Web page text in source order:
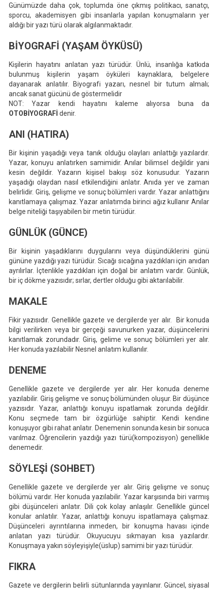
Günümüzde daha çok, toplumda öne çıkmış politikacı, sanatçı,
sporcu, akademisyen gibi insanlarla yapılan konuşmaların yer
aldığı bir yazı türü olarak algılanmaktadır.
BİYOGRAFİ (YAŞAM ÖYKÜSÜ)
Kişilerin hayatını anlatan yazı türüdür. Ünlü, insanlığa katkıda
bulunmuş kişilerin yaşam öyküleri kaynaklara, belgelere
dayanarak anlatılır. Biyografi yazarı, nesnel bir tutum almalı;
ancak sanat gücünü de göstermelidir
NOT: Yazar kendi hayatını kaleme alıyorsa buna da
OTOBİYOGRAFİ denir.
ANI (HATIRA)
Bir kişinin yaşadığı veya tanık olduğu olayları anlattığı yazılardır.
Yazar, konuyu anlatırken samimidir. Anılar bilimsel değildir yani
kesin değildir. Yazarın kişisel bakışı söz konusudur. Yazarın
yaşadığı olaydan nasıl etkilendiğini anlatır. Anıda yer ve zaman
belirlidir. Giriş, gelişme ve sonuç bölümleri vardır. Yazar anlattığını
kanıtlamaya çalışmaz. Yazar anlatımda birinci ağız kullanır Anılar
belge niteliği taşıyabilen bir metin türüdür.
GÜNLÜK (GÜNCE)
Bir kişinin yaşadıklarını duygularını veya düşündüklerini günü
gününe yazdığı yazı türüdür. Sıcağı sıcağına yazdıkları için anıdan
ayrılırlar. İçtenlikle yazdıkları için doğal bir anlatım vardır. Günlük,
bir iç dökme yazısıdır; sırlar, dertler olduğu gibi aktarılabilir.
MAKALE
Fikir yazısıdır. Genellikle gazete ve dergilerde yer alır. Bir konuda
bilgi verilirken veya bir gerçeği savunurken yazar, düşüncelerini
kanıtlamak zorundadır. Giriş, gelime ve sonuç bölümleri yer alır.
Her konuda yazılabilir Nesnel anlatım kullanılır.
DENEME
Genellikle gazete ve dergilerde yer alır. Her konuda deneme
yazılabilir. Giriş gelişme ve sonuç bölümünden oluşur. Bir düşünce
yazısıdır. Yazar, anlattığı konuyu ispatlamak zorunda değildir.
Konu seçmede tam bir özgürlüğe sahiptir. Kendi kendine
konuşuyor gibi rahat anlatır. Denemenin sonunda kesin bir sonuca
varılmaz. Öğrencilerin yazdığı yazı türü(kompozisyon) genellikle
denemedir.
SÖYLEŞİ (SOHBET)
Genellikle gazete ve dergilerde yer alır. Giriş gelişme ve sonuç
bölümü vardır. Her konuda yazılabilir. Yazar karşısında biri varmış
gibi düşünceleri anlatır. Dili çok kolay anlaşılır. Genellikle güncel
konular anlatılır. Yazar, anlattığı konuyu ispatlamaya çalışmaz.
Düşünceleri ayrıntılarına inmeden, bir konuşma havası içinde
anlatan yazı türüdür. Okuyucuyu sıkmayan kısa yazılardır.
Konuşmaya yakın söyleyişiyle(üslup) samimi bir yazı türüdür.
FIKRA
Gazete ve dergilerin belirli sütunlarında yayınlanır. Güncel, siyasal